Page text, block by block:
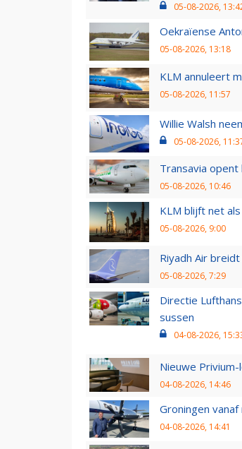
05-08-2026,
Oekraïense
05-08-2026, 13:18
KLM annuleert
05-08-2026, 11:57
Willie Walsh
05-08-2026,
Transavia
05-08-2026, 10:46
KLM blijft net
05-08-2026, 9:00
Riyadh Air
05-08-2026, 7:29
Directie
sussen
04-08-2026,
Nieuwe
04-08-2026, 14:46
Groningen
04-08-2026, 14:41